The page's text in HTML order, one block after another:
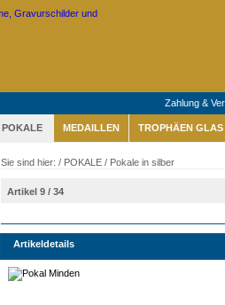
Zahlung &
POKALE MEDAILLEN TROPHÄEN GLAS
Sie sind hier: / POKALE / Pokale in silber
Artikel 9 / 34
Artikeldetails